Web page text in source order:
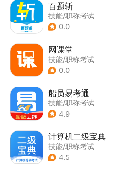
百题斩
技能/职称考试
0.0
网课堂
技能/职称考试
0.0
船员易考通
技能/职称考试
4.9
计算机二级宝典
技能/职称考试
4.5